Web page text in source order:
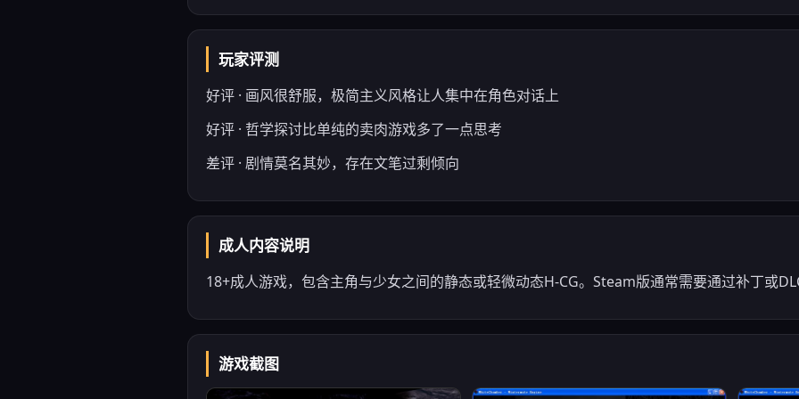
玩家评测
好评 · 画风很舒服，极简主义风格让人集中在角色对话上
好评 · 哲学探讨比单纯的卖肉游戏多了一点思考
差评 · 剧情莫名其妙，存在文笔过剩倾向
成人内容说明
18+成人游戏，包含主角与少女之间的静态或轻微动态H-CG。Steam版通常需要通过补丁或
游戏截图